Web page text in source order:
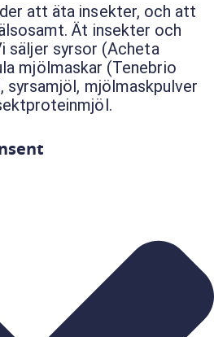
att äta insekter, och att
Ät insekter och
säljer syrsor (Acheta
mjölmaskar (Tenebrio
syrsamjöl, mjölmaskpulver